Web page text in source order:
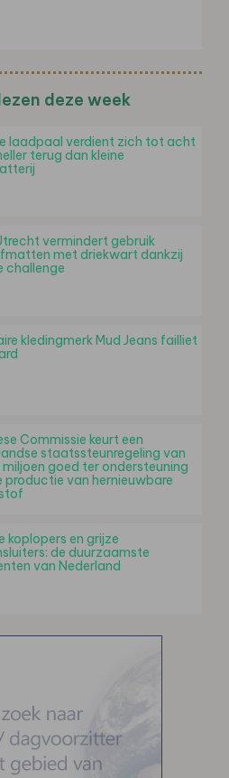
deze week
laadpaal verdient zich tot acht
terug dan kleine
vermindert gebruik
met driekwart dankzij
challenge
kledingmerk Mud Jeans failliet
Commissie keurt een
staatssteunregeling van
goed ter ondersteuning
productie van hernieuwbare
koplopers en grijze
de duurzaamste
van Nederland